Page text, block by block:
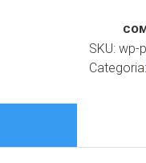
SKU: wp-
Categoria: